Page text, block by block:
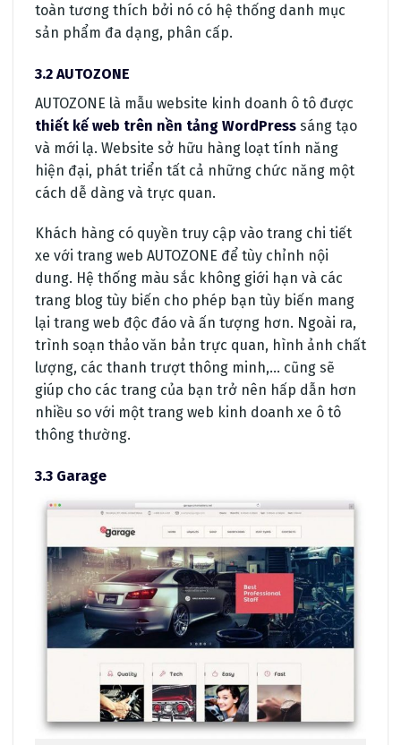
toàn tương thích bởi nó có hệ thống danh mục
sản phẩm đa dạng, phân cấp.
3.2 AUTOZONE
AUTOZONE là mẫu website kinh doanh ô tô được
thiết kế web trên nền tảng WordPress sáng tạo
và mới lạ. Website sở hữu hàng loạt tính năng
hiện đại, phát triển tất cả những chức năng một
cách dễ dàng và trực quan.
Khách hàng có quyền truy cập vào trang chi tiết
xe với trang web AUTOZONE để tùy chỉnh nội
dung. Hệ thống màu sắc không giới hạn và các
trang blog tùy biến cho phép bạn tùy biến mang
lại trang web độc đáo và ấn tượng hơn. Ngoài ra,
trình soạn thảo văn bản trực quan, hình ảnh chất
lượng, các thanh trượt thông minh,… cũng sẽ
giúp cho các trang của bạn trở nên hấp dẫn hơn
nhiều so với một trang web kinh doanh xe ô tô
thông thường.
3.3 Garage